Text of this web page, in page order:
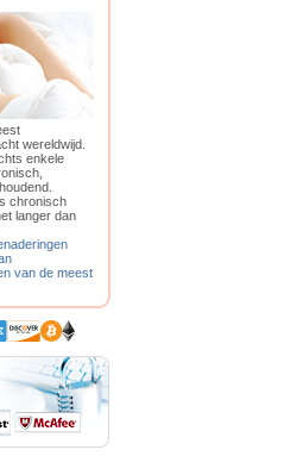
wereldwijd.
enkele
chronisch
langer dan
van de meest